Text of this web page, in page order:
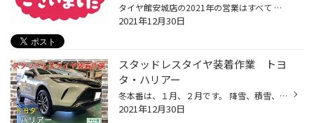
タイヤ館安城店の2021年の営業はすべて 終了させていただきました。 2021年のご利用、 誠にありがとうございました。 2021年12月31日から2022年1月3日まで 休業させていただきます。 2022年は1月4日からの営業となります。 2022年もタイヤ館安城店を 宜しくお願い致します。
2021年12月30日
スタッドレスタイヤ装着作業 トヨ
タ・ハリアー
冬本番は、１月、２月です。 降雪、積雪、路面凍結はまだまだこれからが 本番ですからスタッドレスタイヤは春になる まで欠かせませんよ。 冬道は危険がいっぱい。安心安全のため スタッドレスタイヤ装着を。 ＜＜作業詳細＞＞ 車種：トヨタ ハリアー タイヤサイズ：225/60R18 タイヤ銘柄：ブリヂス...
2021年12月30日